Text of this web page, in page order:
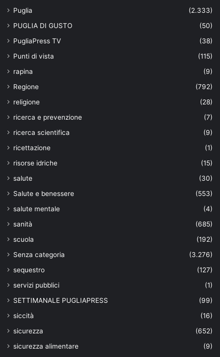
Puglia
(2.333)
PUGLIA DI GUSTO
(50)
PugliaPress TV
(38)
Punti di vista
(115)
rapina
(9)
Regione
(792)
religione
(28)
ricerca e prevenzione
(7)
ricerca scientifica
(9)
ricettazione
(1)
risorse idriche
(15)
salute
(30)
Salute e benessere
(553)
salute mentale
(4)
sanità
(685)
scuola
(192)
Senza categoria
(3.276)
sequestro
(127)
servizi pubblici
(1)
SETTIMANALE PUGLIAPRESS
(99)
siccità
(16)
sicurezza
(652)
sicurezza alimentare
(9)